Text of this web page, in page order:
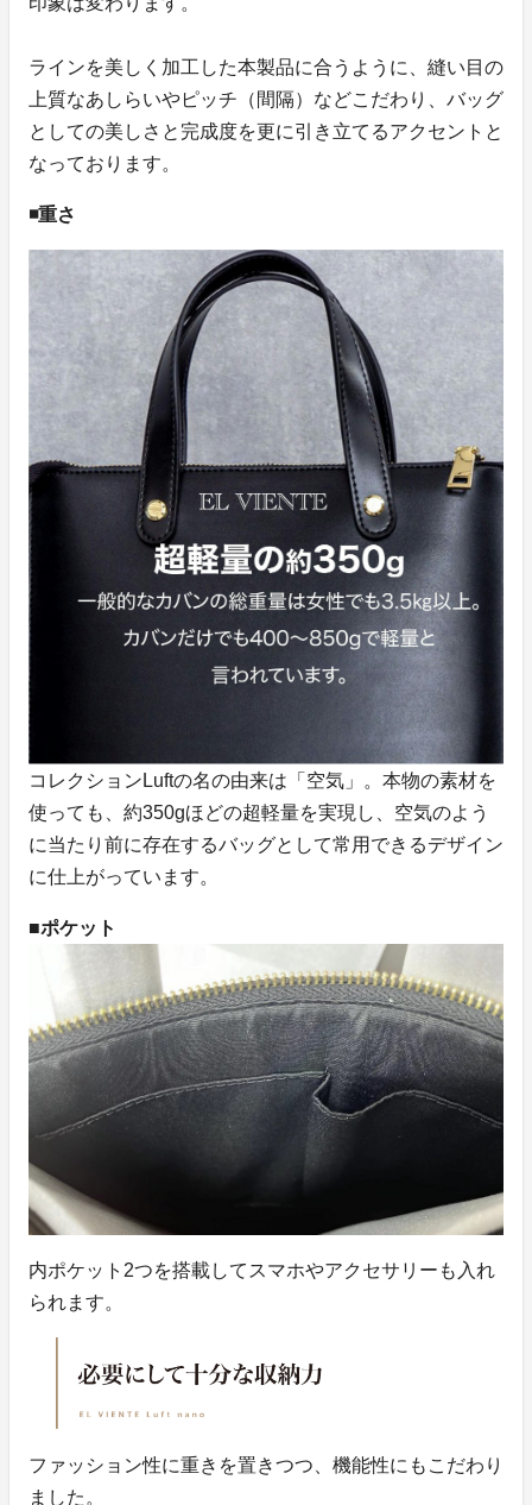
ラインを美しく加工した本製品に合うように、縫い目の
上質なあしらいやピッチ（間隔）などこだわり、バッグ
としての美しさと完成度を更に引き立てるアクセントと
なっております。
◾️重さ
コレクションLuftの名の由来は「空気」。本物の素材を
使っても、約350gほどの超軽量を実現し、空気のよう
に当たり前に存在するバッグとして常用できるデザイン
に仕上がっています。
■ポケット
内ポケット2つを搭載してスマホやアクセサリーも入れ
られます。
ファッション性に重きを置きつつ、機能性にもこだわり
ました。